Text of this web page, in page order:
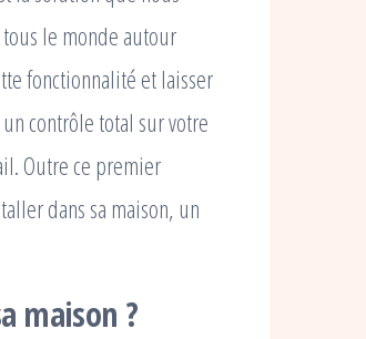
le monde autour
fonctionnalité et laisser
contrôle total sur votre
Outre ce premier
dans sa maison, un
maison ?